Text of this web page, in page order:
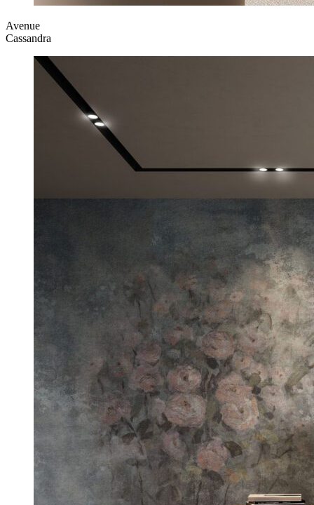
Avenue
Cassandra